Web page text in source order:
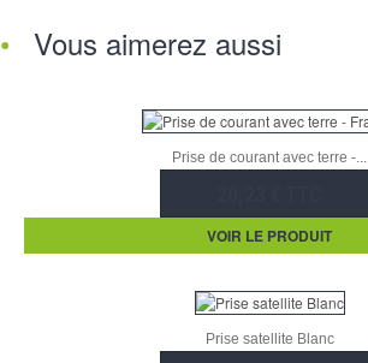
Vous aimerez aussi
Prise de courant avec terre -...
VOIR LE PRODUIT
Prise satellite Blanc